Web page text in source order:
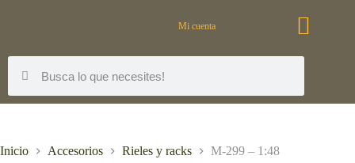
Mi cuenta
Inicio Accesorios Rieles y racks M-299 – 1:48